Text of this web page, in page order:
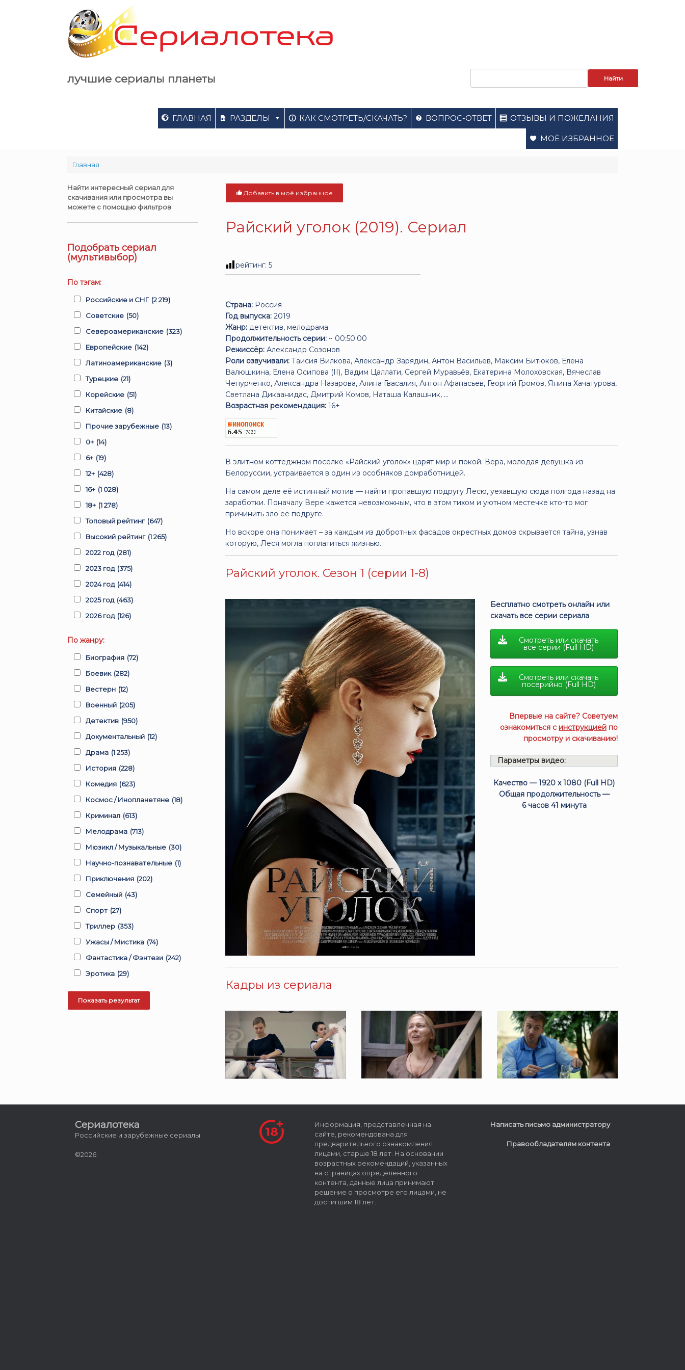
лучшие сериалы планеты
ГЛАВНАЯ РАЗДЕЛЫ КАК СМОТРЕТЬ/СКАЧАТЬ? ВОПРОС-ОТВЕТ ОТЗЫВЫ И ПОЖЕЛАНИЯ
МОЁ ИЗБРАННОЕ
Главная
Добавить в моё избранное
Райский уголок (2019). Сериал
рейтинг:5
Страна: Россия
Год выпуска: 2019
Жанр: детектив, мелодрама
Продолжительность серии: ~ 00:50:00
Режиссёр: Александр Созонов
Роли озвучивали: Таисия Вилкова, Александр Зарядин, Антон Васильев, Максим Битюков, Елена
Валюшкина, Елена Осипова (II), Вадим Цаллати, Сергей Муравьёв, Екатерина Молоховская, Вячеслав
Чепурченко, Александра Назарова, Алина Гвасалия, Антон Афанасьев, Георгий Громов, Янина Хачатурова,
Светлана Дикаанидас, Дмитрий Комов, Наташа Калашник, ...
Возрастная рекомендация: 16+
В элитном коттеджном посёлке «Райский уголок» царят мир и покой. Вера, молодая девушка из
Белоруссии, устраивается в один из особняков домработницей.
На самом деле её истинный мотив — найти пропавшую подругу Лесю, уехавшую сюда полгода назад на
заработки. Поначалу Вере кажется невозможным, что в этом тихом и уютном местечке кто-то мог
причинить зло её подруге.
Но вскоре она понимает – за каждым из добротных фасадов окрестных домов скрывается тайна, узнав
которую, Леся могла поплатиться жизнью.
Райский уголок. Сезон 1 (серии 1-8)
Бесплатно смотреть онлайн или
скачать все серии сериала
Смотреть или скачать
все серии (Full HD)
Смотреть или скачать
посерийно (Full HD)
Впервые на сайте? Советуем
ознакомиться с инструкцией по
просмотру и скачиванию!
Параметры видео:
Качество — 1920 x 1080 (Full HD)
Общая продолжительность —
6 часов 41 минута
Кадры из сериала
Найти интересный сериал для
скачивания или просмотра вы
можете с помощью фильтров
Подобрать сериал
(мультивыбор)
По тэгам:
Российские и СНГ (2 219)
Советские (50)
Североамериканские (323)
Европейские (142)
Латиноамериканские (3)
Турецкие (21)
Корейские (51)
Китайские (8)
Прочие зарубежные (13)
0+ (14)
6+ (19)
12+ (428)
16+ (1 028)
18+ (1 278)
Топовый рейтинг (647)
Высокий рейтинг (1 265)
2022 год (281)
2023 год (375)
2024 год (414)
2025 год (463)
2026 год (126)
По жанру:
Биография (72)
Боевик (282)
Вестерн (12)
Военный (205)
Детектив (950)
Документальный (12)
Драма (1 253)
История (228)
Комедия (623)
Космос / Инопланетяне (18)
Криминал (613)
Мелодрама (713)
Мюзикл / Музыкальные (30)
Научно-познавательные (1)
Приключения (202)
Семейный (43)
Спорт (27)
Триллер (353)
Ужасы / Мистика (74)
Фантастика / Фэнтези (242)
Эротика (29)
Сериалотека
Российские и зарубежные сериалы
©2026
Информация, представленная на
сайте, рекомендована для
предварительного ознакомления
лицами, старше 18 лет. На основании
возрастных рекомендаций, указанных
на страницах определённого
контента, данные лица принимают
решение о просмотре его лицами, не
достигшим 18 лет.
Написать письмо администратору
Правообладателям контента